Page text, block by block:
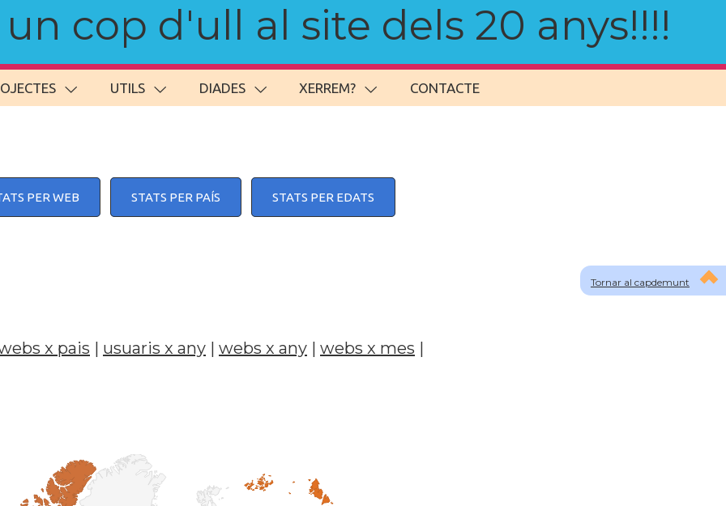
cop d'ull al site dels 20 anys!!!!
UTILS DIADES XERREM? CONTACTE
Tornar al capdemunt
PER WEB STATS PER PAÍS STATS PER EDATS
x pais | usuaris x any | webs x any | webs x mes |